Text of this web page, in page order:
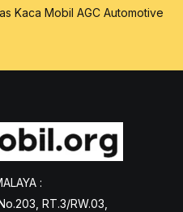
Kaca Mobil AGC Automotive
:
RT.3/RW.03,